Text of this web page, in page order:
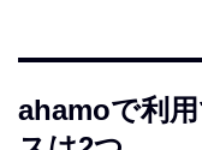
ahamoで利